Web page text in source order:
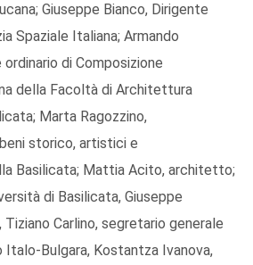
Giuseppe Bianco, Dirigente
Spaziale Italiana; Armando
di Composizione
della Facoltà di Architettura
Marta Ragozzino,
storico, artistici e
Basilicata; Mattia Acito, architetto;
di Basilicata, Giuseppe
Carlino, segretario generale
Italo-Bulgara, Kostantza Ivanova,